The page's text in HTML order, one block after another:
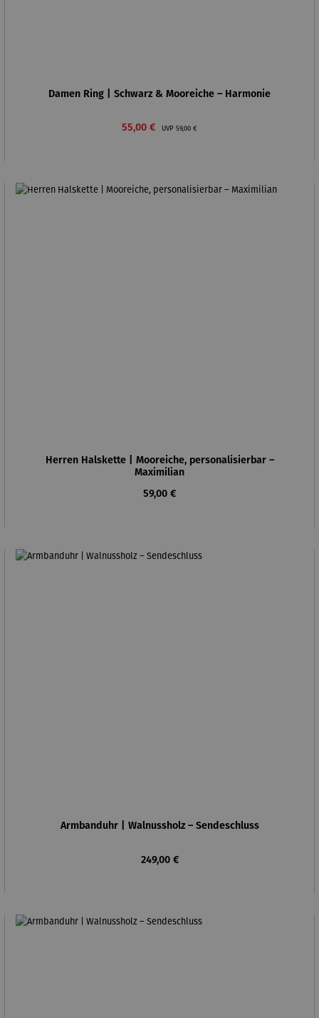
Damen Ring | Schwarz & Mooreiche – Harmonie
Verkaufspreis:
55,00 € UVP Regulärer Preis:
59,00 €
Herren Halskette | Mooreiche, personalisierbar –
Maximilian
Regulärer Preis:
59,00 €
Armbanduhr | Walnussholz – Sendeschluss
Regulärer Preis:
249,00 €